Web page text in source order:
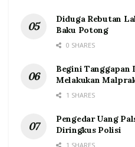
Diduga Rebutan
Baku Potong
0 SHARES
Begini Tanggapan
Melakukan
1 SHARES
Pengedar Uang
Diringkus Polisi
1 SHARES